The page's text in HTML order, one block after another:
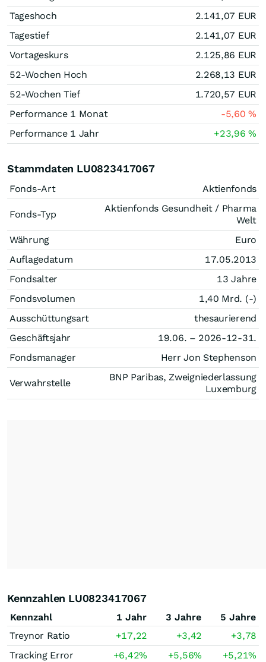
Tageshoch
2.141,07 EUR
Tagestief
2.141,07 EUR
Vortageskurs
2.125,86 EUR
52-Wochen Hoch
2.268,13 EUR
52-Wochen Tief
1.720,57 EUR
Performance 1 Monat
-5,60%
Performance 1 Jahr
+23,96%
Stammdaten LU0823417067
Fonds-Art Aktienfonds
Fonds-Typ
Aktienfonds Gesundheit / Pharma
Welt
Währung
Euro
Auflagedatum
17.05.2013
Fondsalter
13 Jahre
Fondsvolumen
1,40 Mrd. (-)
Ausschüttungsart
thesaurierend
Geschäftsjahr
19.06. – 2026-12-31.
Fondsmanager
Herr Jon Stephenson
Verwahrstelle
BNP Paribas, Zweigniederlassung
Luxemburg
Kennzahlen LU0823417067
Kennzahl 1 Jahr 3 Jahre
5 Jahre
Treynor Ratio
+17,22 +3,42
+3,78
Tracking Error
+6,42% +5,56% +5,21%